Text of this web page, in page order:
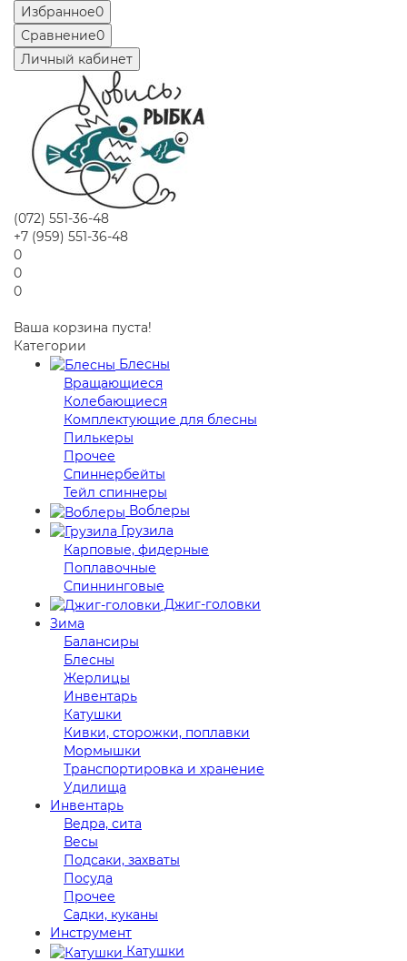
Избранное0
Сравнение0
Личный кабинет
(072) 551-36-48
+7 (959) 551-36-48
0
0
0
Ваша корзина пуста!
Категории
Блесны
Вращающиеся
Колебающиеся
Комплектующие для блесны
Пилькеры
Прочее
Спиннербейты
Тейл спиннеры
Воблеры
Грузила
Карповые, фидерные
Поплавочные
Спиннинговые
Джиг-головки
Зима
Балансиры
Блесны
Жерлицы
Инвентарь
Катушки
Кивки, сторожки, поплавки
Мормышки
Транспортировка и хранение
Удилища
Инвентарь
Ведра, сита
Весы
Подсаки, захваты
Посуда
Прочее
Садки, куканы
Инструмент
Катушки